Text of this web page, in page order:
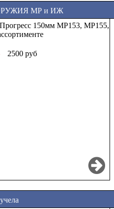
ОРУЖИЯ МР и ИЖ
МР (ИЖ) 12 калибра в
850 руб